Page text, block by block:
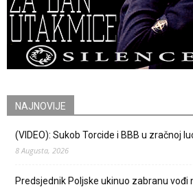
NAJNOVIJE
(VIDEO): Sukob Torcide i BBB u zračnoj
8 Augusta, 2026
Predsjednik Poljske ukinuo zabranu vođi